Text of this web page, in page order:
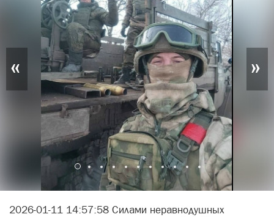
« »
2026-01-11 14:57:58 Силами неравнодушных